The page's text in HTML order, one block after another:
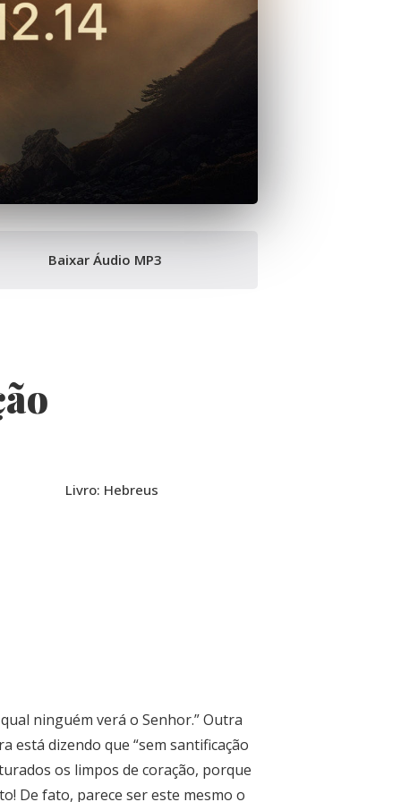
Baixar Áudio MP3
Livro: Hebreus
ninguém verá o Senhor.” Outra
está dizendo que “sem santificação
os limpos de coração, porque
De fato, parece ser este mesmo o